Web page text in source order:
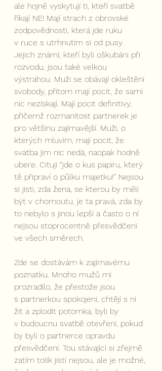
ale hojně vyskytují ti, kteří svatbě
říkají NE! Mají strach z obrovské
zodpovědnosti, která jde ruku
v ruce s utrhnutím si od pusy.
Jejich známí, kteří byli oškubáni při
rozvodu, jsou také velkou
výstrahou. Muži se obávají okleštění
svobody, přitom mají pocit, že sami
nic nezískají. Mají pocit definitivy,
přičemž rozmanitost partnerek je
pro většinu zajímavější. Muži, o
kterých mluvím, mají pocit, že
svatba jim nic nedá, naopak hodně
ubere. Cituji “jde o kus papíru, který
tě připraví o půlku majetku!” Nejsou
si jisti, zda žena, se kterou by měli
být v chomoutu, je ta pravá, zda by
to nebylo s jinou lepší a často o ní
nejsou stoprocentně přesvědčeni
ve všech směrech.
Zde se dostávám k zajímavému
poznatku. Mnoho mužů mi
prozradilo, že přestože jsou
s partnerkou spokojeni, chtějí s ní
žít a zplodit potomka, byli by
v budoucnu svatbě otevřeni, pokud
by byli o partnerce opravdu
přesvědčeni. Tou stávající si zřejmě
zatím tolik jistí nejsou, ale je možné,